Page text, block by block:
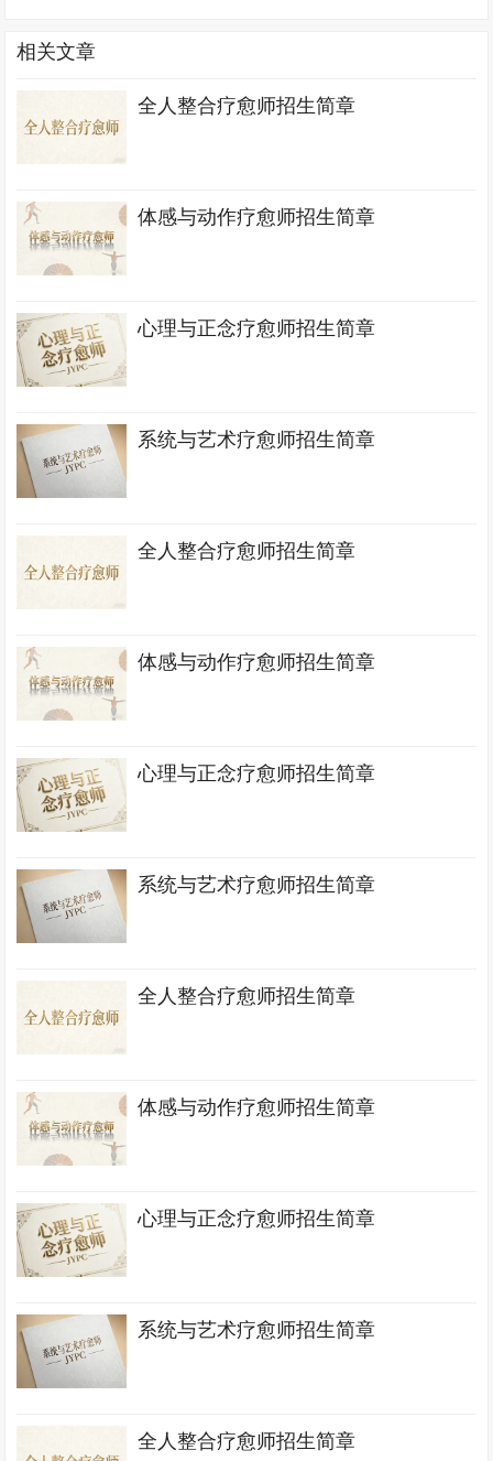
相关文章
全人整合疗愈师招生简章
体感与动作疗愈师招生简章
心理与正念疗愈师招生简章
系统与艺术疗愈师招生简章
全人整合疗愈师招生简章
体感与动作疗愈师招生简章
心理与正念疗愈师招生简章
系统与艺术疗愈师招生简章
全人整合疗愈师招生简章
体感与动作疗愈师招生简章
心理与正念疗愈师招生简章
系统与艺术疗愈师招生简章
全人整合疗愈师招生简章